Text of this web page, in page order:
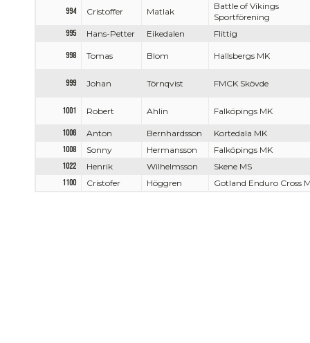
994 Cristoffer Matlak
Battle of Vikings
Sportförening
995
Hans-Petter Eikedalen Flittig
998 Tomas Blom Hallsbergs MK
999 Johan Törnqvist FMCK Skövde
1001 Robert Ahlin Falköpings MK
1006 Anton Bernhardsson
Kortedala MK
1008
Sonny Hermansson
Falköpings MK
1022
Henrik Wilhelmsson
Skene MS
1100
Cristofer Höggren Gotland Enduro Cross